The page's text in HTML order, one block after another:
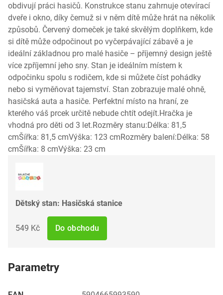
obdivují práci hasičů. Konstrukce stanu zahrnuje otevírací
dveře i okno, díky čemuž si v něm dítě může hrát na několik
způsobů. Červený domeček je také skvělým doplňkem, kde
si dítě může odpočinout po vyčerpávající zábavě a je
ideální základnou pro malé hasiče – příjemný design ještě
více zpříjemní jeho sny. Stan je ideálním místem k
odpočinku spolu s rodičem, kde si můžete číst pohádky
nebo si vyměňovat tajemství. Stan zobrazuje malé ohně,
hasičská auta a hasiče. Perfektní místo na hraní, ze
kterého váš prcek určitě nebude chtít odejít.Hračka je
vhodná pro děti od 3 let.Rozměry stanu:Délka: 81,5
cmŠířka: 81,5 cmVýška: 123 cmRozměry balení:Délka: 58
cmŠířka: 8 cmVýška: 23 cm
Dětský stan: Hasičská stanice
549 Kč Do obchodu
Parametry